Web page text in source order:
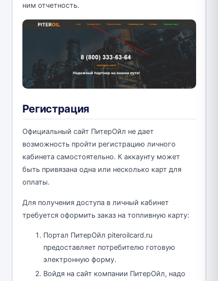
ним отчетность.
Регистрация
Официальный сайт ПитерОйл не дает
возможность пройти регистрацию личного
кабинета самостоятельно. К аккаунту может
быть привязана одна или несколько карт для
оплаты.
Для получения доступа в личный кабинет
требуется оформить заказ на топливную карту:
Портал ПитерОйл piteroilcard.ru
предоставляет потребителю готовую
электронную форму.
Войдя на сайт компании ПитерОйл, надо